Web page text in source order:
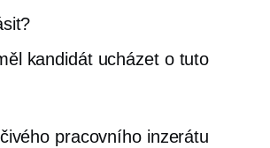
kandidát ucházet o tuto
pracovního inzerátu